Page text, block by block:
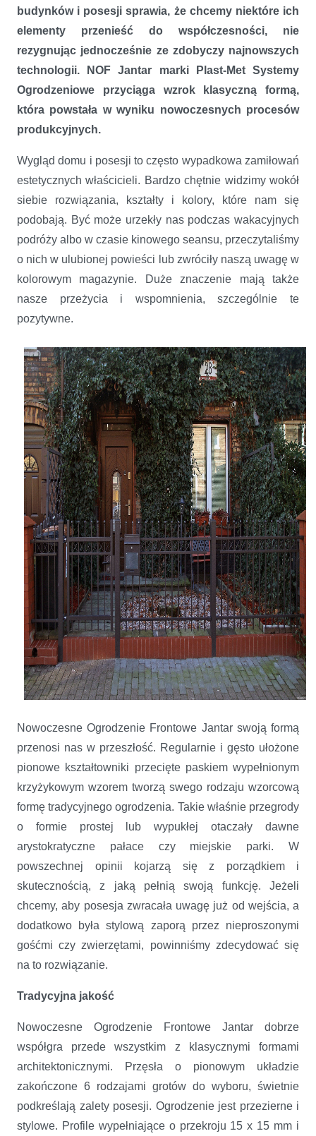
budynków i posesji sprawia, że chcemy niektóre ich
elementy przenieść do współczesności, nie
rezygnując jednocześnie ze zdobyczy najnowszych
technologii. NOF Jantar marki Plast-Met Systemy
Ogrodzeniowe przyciąga wzrok klasyczną formą,
która powstała w wyniku nowoczesnych procesów
produkcyjnych.
Wygląd domu i posesji to często wypadkowa zamiłowań
estetycznych właścicieli. Bardzo chętnie widzimy wokół
siebie rozwiązania, kształty i kolory, które nam się
podobają. Być może urzekły nas podczas wakacyjnych
podróży albo w czasie kinowego seansu, przeczytaliśmy
o nich w ulubionej powieści lub zwróciły naszą uwagę w
kolorowym magazynie. Duże znaczenie mają także
nasze przeżycia i wspomnienia, szczególnie te
pozytywne.
Nowoczesne Ogrodzenie Frontowe Jantar swoją formą
przenosi nas w przeszłość. Regularnie i gęsto ułożone
pionowe kształtowniki przecięte paskiem wypełnionym
krzyżykowym wzorem tworzą swego rodzaju wzorcową
formę tradycyjnego ogrodzenia. Takie właśnie przegrody
o formie prostej lub wypukłej otaczały dawne
arystokratyczne pałace czy miejskie parki. W
powszechnej opinii kojarzą się z porządkiem i
skutecznością, z jaką pełnią swoją funkcję. Jeżeli
chcemy, aby posesja zwracała uwagę już od wejścia, a
dodatkowo była stylową zaporą przez nieproszonymi
gośćmi czy zwierzętami, powinniśmy zdecydować się
na to rozwiązanie.
Tradycyjna jakość
Nowoczesne Ogrodzenie Frontowe Jantar dobrze
współgra przede wszystkim z klasycznymi formami
architektonicznymi. Przęsła o pionowym układzie
zakończone 6 rodzajami grotów do wyboru, świetnie
podkreślają zalety posesji. Ogrodzenie jest przezierne i
stylowe. Profile wypełniające o przekroju 15 x 15 mm i